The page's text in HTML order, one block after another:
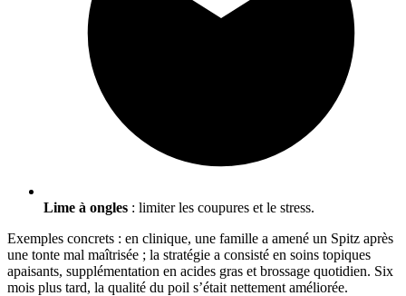
Lime à ongles : limiter les coupures et le stress.
Exemples concrets : en clinique, une famille a amené un Spitz après
une tonte mal maîtrisée ; la stratégie a consisté en soins topiques
apaisants, supplémentation en acides gras et brossage quotidien. Six
mois plus tard, la qualité du poil s’était nettement améliorée.